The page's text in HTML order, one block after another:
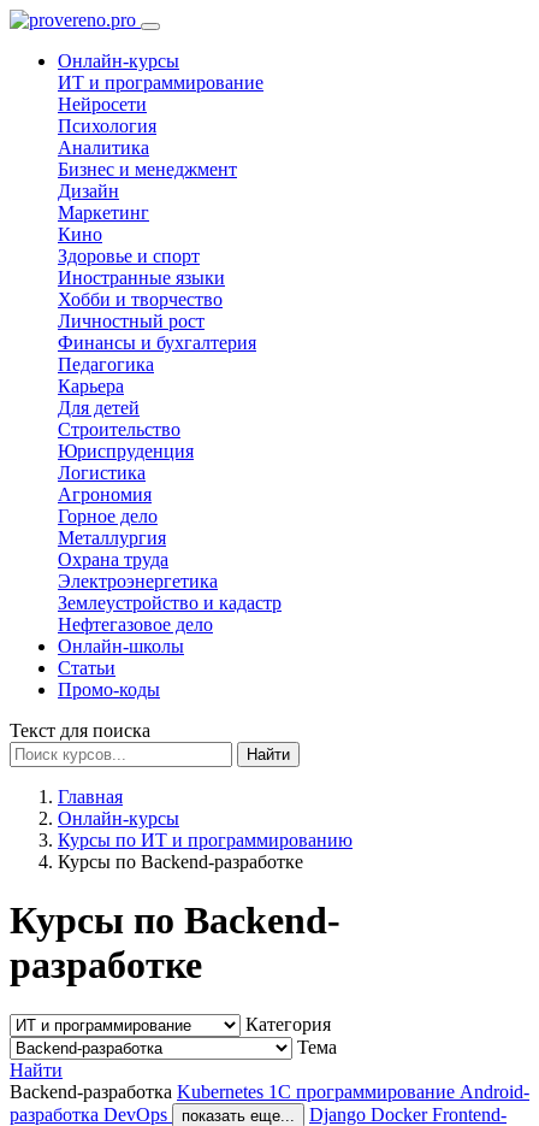
Онлайн-курсы
ИТ и программирование
Нейросети
Психология
Аналитика
Бизнес и менеджмент
Дизайн
Маркетинг
Кино
Здоровье и спорт
Иностранные языки
Хобби и творчество
Личностный рост
Финансы и бухгалтерия
Педагогика
Карьера
Для детей
Строительство
Юриспруденция
Логистика
Агрономия
Горное дело
Металлургия
Охрана труда
Электроэнергетика
Землеустройство и кадастр
Нефтегазовое дело
Онлайн-школы
Статьи
Промо-коды
Текст для поиска
Найти
Главная
Онлайн-курсы
Курсы по ИТ и программированию
Курсы по Backend-разработке
Курсы по Backend-
разработке
Категория
Тема
Найти
Backend-разработка Kubernetes 1С программирование Android-
разработка DevOps показать еще... Django DockerFrontend-